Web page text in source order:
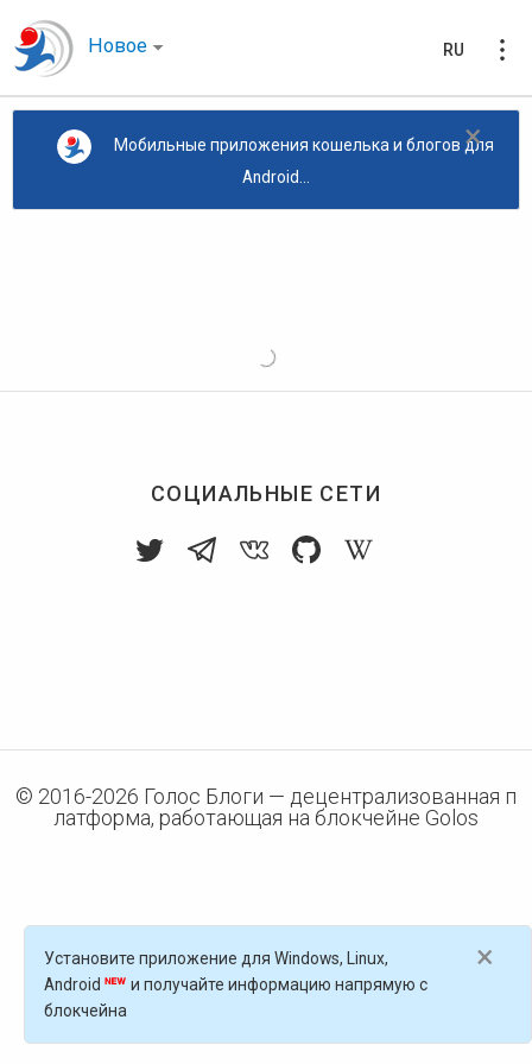
Новое RU
×
Мобильные приложения кошелька и блогов для
Android...
СОЦИАЛЬНЫЕ СЕТИ
© 2016-2026 Голос Блоги — децентрализованная п
латформа, работающая на блокчейне Golos
×
Установите приложение для Windows, Linux,
Android
и получайте информацию напрямую с
блокчейна